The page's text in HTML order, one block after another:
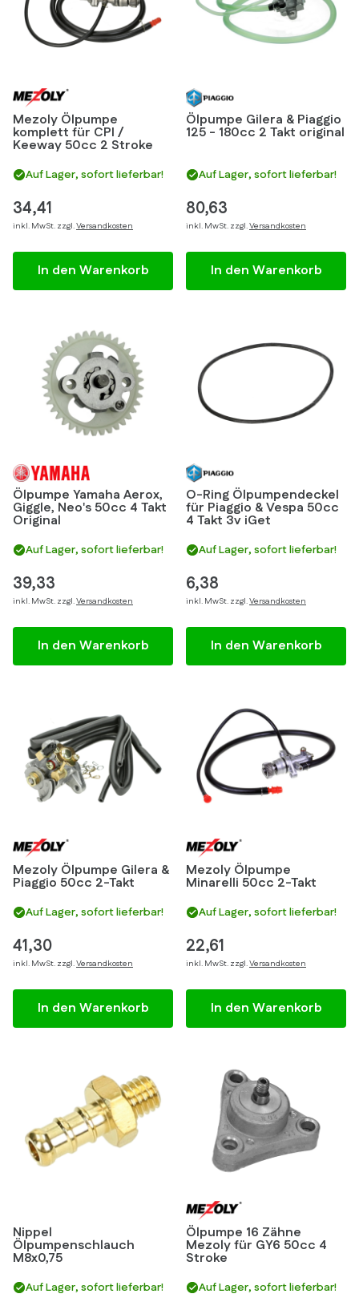
Mezoly Ölpumpe
komplett für CPI /
Keeway 50cc 2 Stroke
Auf Lager, sofort lieferbar!
34,41
inkl. MwSt. zzgl.Versandkosten
In den Warenkorb
Ölpumpe Gilera & Piaggio
125 - 180cc 2 Takt original
Auf Lager, sofort lieferbar!
80,63
inkl. MwSt. zzgl.Versandkosten
In den Warenkorb
Ölpumpe Yamaha Aerox,
Giggle, Neo's 50cc 4 Takt
Original
Auf Lager, sofort lieferbar!
39,33
inkl. MwSt. zzgl.Versandkosten
In den Warenkorb
O-Ring Ölpumpendeckel
für Piaggio & Vespa 50cc
4 Takt 3v iGet
Auf Lager, sofort lieferbar!
6,38
inkl. MwSt. zzgl.Versandkosten
In den Warenkorb
Mezoly Ölpumpe Gilera &
Piaggio 50cc 2-Takt
Auf Lager, sofort lieferbar!
41,30
inkl. MwSt. zzgl.Versandkosten
In den Warenkorb
Mezoly Ölpumpe
Minarelli 50cc 2-Takt
Auf Lager, sofort lieferbar!
22,61
inkl. MwSt. zzgl.Versandkosten
In den Warenkorb
Nippel
Ölpumpenschlauch
M8x0,75
Auf Lager, sofort lieferbar!
Ölpumpe 16 Zähne
Mezoly für GY6 50cc 4
Stroke
Auf Lager, sofort lieferbar!